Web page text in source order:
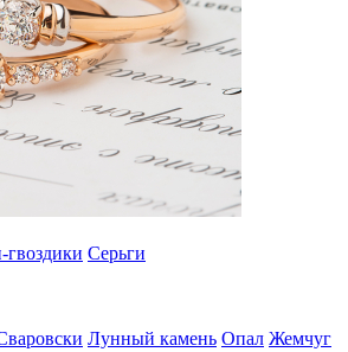
гвоздики Серьги
Лунный камень Опал Жемчуг